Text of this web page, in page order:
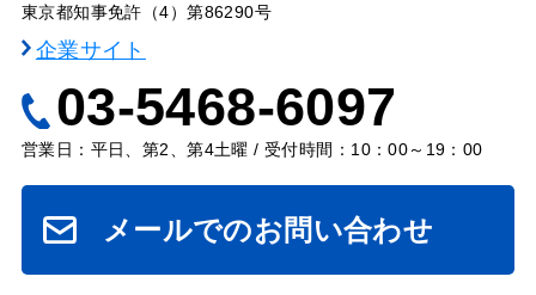
東京都知事免許（4）第86290号
企業サイト
03-5468-6097
営業日：平日、第2、第4土曜 / 受付時間：10：00～19：00
メールでのお問い合わせ